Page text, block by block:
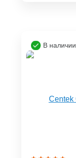
В наличии